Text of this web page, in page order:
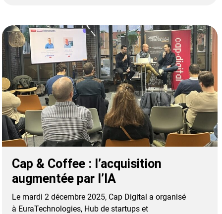
Cap & Coffee : l’acquisition
augmentée par l’IA
Le mardi 2 décembre 2025, Cap Digital a organisé
à EuraTechnologies, Hub de startups et